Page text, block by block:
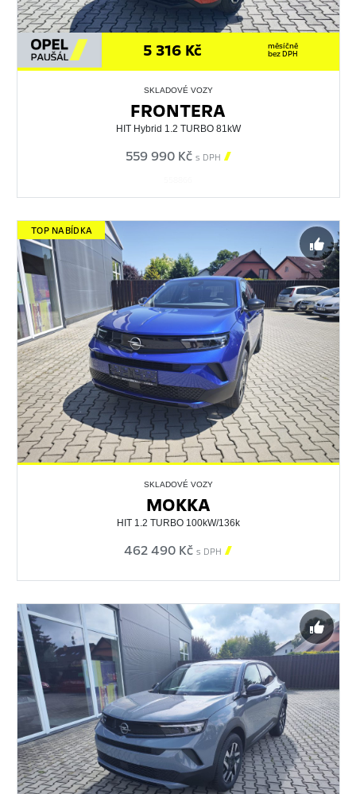
5 316 Kč měsíčně
bez DPH
SKLADOVÉ VOZY
FRONTERA
HIT Hybrid 1.2 TURBO 81kW
559 990 Kč s DPH 
TOP NABÍDKA
SKLADOVÉ VOZY
MOKKA
HIT 1.2 TURBO 100kW/136k
462 490 Kč s DPH 